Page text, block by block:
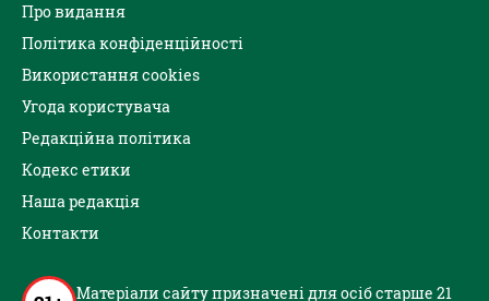
Про видання
Політика конфіденційності
Використання cookies
Угода користувача
Редакційна політика
Кодекс етики
Наша редакція
Контакти
Матеріали сайту призначені для осіб старше 21